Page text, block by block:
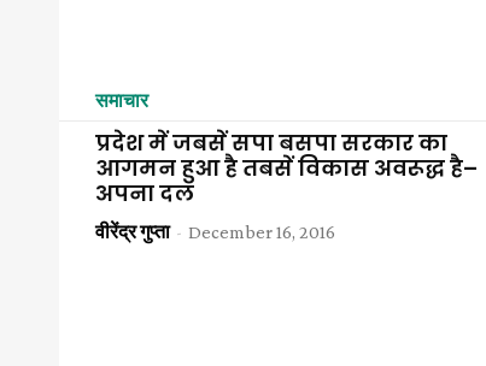
Hindi
समाचार
प्रदेश में जबसें सपा बसपा सरकार का
आगमन हुआ है तबसें विकास अवरूद्ध है–
अपना दल
वीरेंद्र गुप्ता - December 16, 2016